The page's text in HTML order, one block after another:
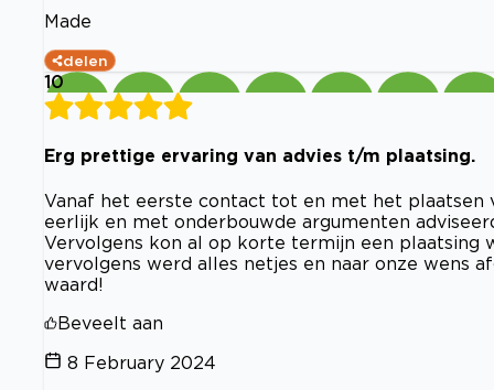
Made
delen
10
Erg prettige ervaring van advies t/m plaatsing.
Vanaf het eerste contact tot en met het plaatsen
eerlijk en met onderbouwde argumenten
Vervolgens kon al op korte termijn een plaatsing
vervolgens werd alles netjes en naar onze wens
waard!
Beveelt aan
8 February 2024